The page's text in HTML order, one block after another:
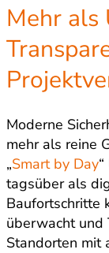
Mehr als
Moderne
mehr als reine
„Smart by Day
tagsüber als
Baufortschritte
überwacht und
Standorten mit